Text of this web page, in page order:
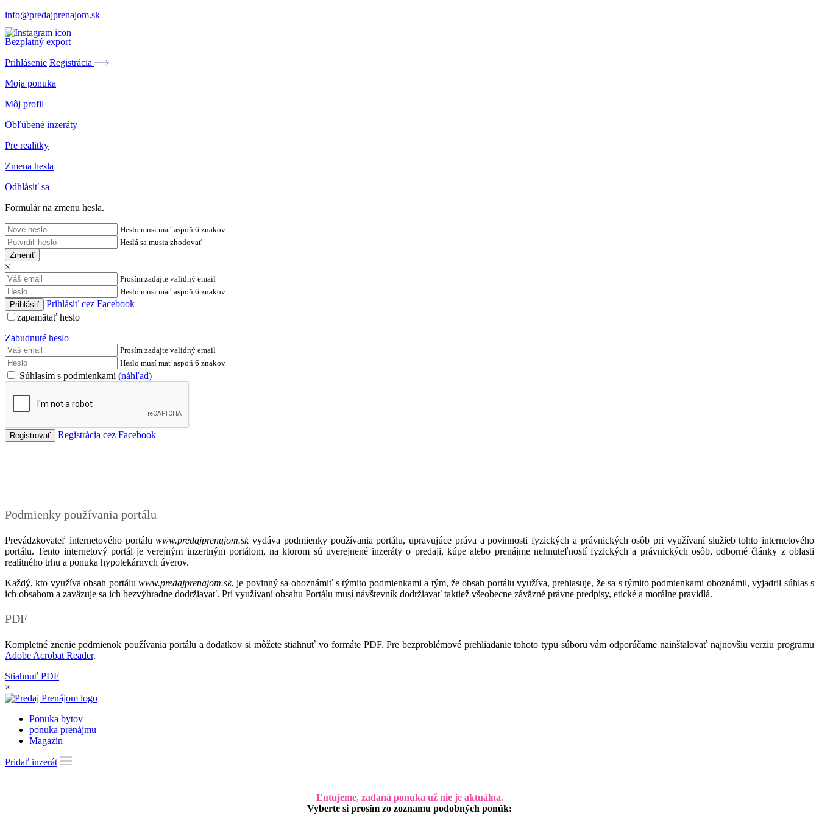
info@predajprenajom.sk
Bezplatný export
Prihlásenie Registrácia
Moja ponuka
Môj profil
Obľúbené inzeráty
Pre realitky
Zmena hesla
Odhlásiť sa
Formulár na zmenu hesla.
Heslo musí mať aspoň 6 znakov
Heslá sa musia zhodovať
Zmeniť
×
Prosím zadajte validný email
Heslo musí mať aspoň 6 znakov
Prihlásiť cez Facebook
zapamätať heslo
Zabudnuté heslo
Prosím zadajte validný email
Heslo musí mať aspoň 6 znakov
Súhlasím s podmienkami (náhľad)
Registrácia cez Facebook
Podmienky používania portálu
Prevádzkovateľ internetového portáluwww.predajprenajom.skvydáva podmienky používania portálu, upravujúce práva a povinnosti fyzických a právnických osôb pri využívaní služieb tohto internetového
portálu. Tento internetový portál je verejným inzertným portálom, na ktorom sú uverejnené inzeráty o predaji, kúpe alebo prenájme nehnuteľností fyzických a právnických osôb, odborné články z oblasti
realitného trhu a ponuka hypotekárnych úverov.
Každý, kto využíva obsah portálu www.predajprenajom.sk, je povinný sa oboznámiť s týmito podmienkami a tým, že obsah portálu využíva, prehlasuje, že sa s týmito podmienkami oboznámil, vyjadril súhlas s
ich obsahom a zaväzuje sa ich bezvýhradne dodržiavať. Pri využívaní obsahu Portálu musí návštevník dodržiavať taktiež všeobecne záväzné právne predpisy, etické a morálne pravidlá.
PDF
Kompletné znenie podmienok používania portálu a dodatkov si môžete stiahnuť vo formáte PDF. Pre bezproblémové prehliadanie tohoto typu súboru vám odporúčame nainštalovať najnovšiu verziu programu
Adobe Acrobat Reader.
Stiahnuť PDF
×
Ponuka bytov
ponuka prenájmu
Magazín
Pridať inzerát
Ľutujeme, zadaná ponuka už nie je aktuálna.
Vyberte si prosím zo zoznamu podobných ponúk: